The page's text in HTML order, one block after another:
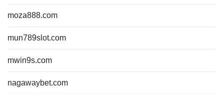
moza888.com
mun789slot.com
mwin9s.com
nagawaybet.com